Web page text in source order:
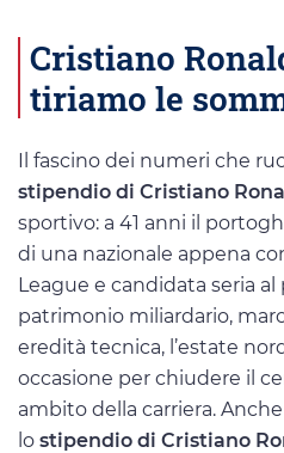
Cristiano
tiriamo le
Il fascino dei numeri che
stipendio di Cristiano
sportivo: a 41 anni il
di una nazionale appena
League e candidata seria al
patrimonio miliardario,
eredità tecnica, l’estate
occasione per chiudere il
ambito della carriera.
lo stipendio di Cristiano